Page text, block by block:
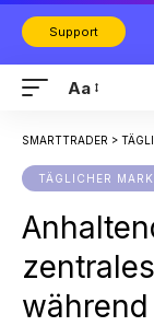
Support
Aa
SMARTTRADER >
TÄGLICHER